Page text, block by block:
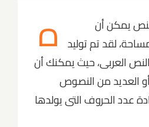
ه
يمكن أن
لقد تم توليد
العربى، حيث يمكنك أن
العديد من النصوص
عدد الحروف التى يولدها